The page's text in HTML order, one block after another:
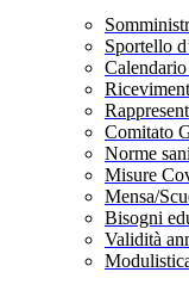
Sportello
Comitato
Norme
Misure
Mensa/
Bisogni
Validità